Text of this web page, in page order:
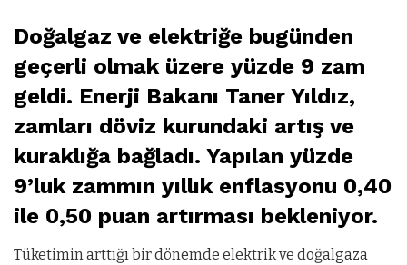
Doğalgaz ve elektriğe bugünden
geçerli olmak üzere yüzde 9 zam
geldi. Enerji Bakanı Taner Yıldız,
zamları döviz kurundaki artış ve
kuraklığa bağladı. Yapılan yüzde
9’luk zammın yıllık enflasyonu 0,40
ile 0,50 puan artırması bekleniyor.
Tüketimin arttığı bir dönemde elektrik ve doğalgaza